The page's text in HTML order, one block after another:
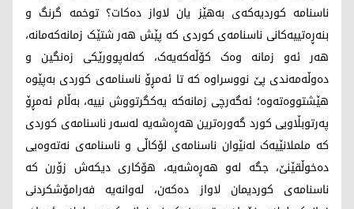
ناسنامە کوردیەکەی بەهێز یان لاواز دەکات؟ توخمە گرنگ و
بنەڕەتییەکانی ناسنامەی کوردی کە پێش هەر شتێک زمانەکەمانە،
هەر ئەو زمانە وەک کۆڵەکەیەک، کەلەپوورێکی زەنگین و
دەوڵەمەندی پێ نووسراوە کە تا ئەمڕۆ ناسنامەی کوردی بەپێوە
هێشتووەتەوە؛ ئەگەرچی زمانەکە یەکگرتووش نییە، بەڵام ئەمڕۆ
پەرتوبڵاویی کورد گەورەترین هەڕەشەیە لەسەر ناسنامەی کوردی
کە ململانێیەک لەنێوان ناسنامەی لۆکاڵی و ناسنامەی نەتەوەیی
دەخوڵقێنێ، جگە لەو هەڕەشەیە، هۆکاری دیکەش زۆرن کە
ناسنامەی کوردیمان لاواز دەکەن، لەوانەیە فەرامۆشکردنی